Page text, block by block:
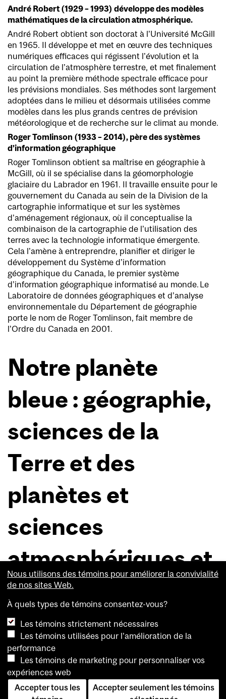
André Robert (1929 – 1993) développe des modèles
mathématiques de la circulation atmosphérique.
André Robert obtient son doctorat à l’Université McGill
en 1965. Il développe et met en œuvre des techniques
numériques efficaces qui régissent l’évolution et la
circulation de l’atmosphère terrestre, et met finalement
au point la première méthode spectrale efficace pour
les prévisions mondiales. Ses méthodes sont largement
adoptées dans le milieu et désormais utilisées comme
modèles dans les plus grands centres de prévision
météorologique et de recherche sur le climat au monde.
Roger Tomlinson (1933 – 2014), père des systèmes
d’information géographique
Roger Tomlinson obtient sa maîtrise en géographie à
McGill, où il se spécialise dans la géomorphologie
glaciaire du Labrador en 1961. Il travaille ensuite pour le
gouvernement du Canada au sein de la Division de la
cartographie informatique et sur les systèmes
d’aménagement régionaux, où il conceptualise la
combinaison de la cartographie de l’utilisation des
terres avec la technologie informatique émergente.
Cela l’amène à entreprendre, planifier et diriger le
développement du Système d’information
géographique du Canada, le premier système
d’information géographique informatisé au monde. Le
Laboratoire de données géographiques et d’analyse
environnementale du Département de géographie
porte le nom de Roger Tomlinson, fait membre de
l’Ordre du Canada en 2001.
Notre planète
bleue : géographie,
sciences de la
Terre et des
planètes et
sciences
atmosphériques et
océaniques
1931 – 1970
Les départements de géographie, des sciences de la
Terre et des planètes, et des sciences atmosphériques et
océaniques sont unis en reconnaissance de leur intérêt
commun pour les sciences de la Terre. Bien qu’ils figurent
parmi les plus jeunes départements de la Faculté des
sciences, ils offrent tous de solides programmes solides à
Nous utilisons des témoins pour améliorer la convivialité
de nos sites Web.
À quels types de témoins consentez-vous?
Les témoins strictement nécessaires
Les témoins utilisées pour l'amélioration de la
performance
Les témoins de marketing pour personnaliser vos
expériences web
Accepter tous les
Accepter seulement les témoins